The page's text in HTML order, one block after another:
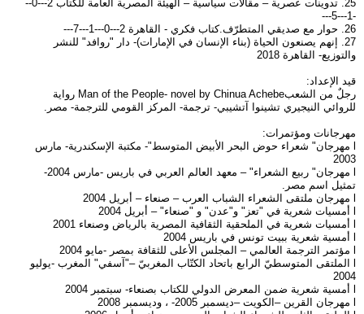
25. تدوينات عصرية – مقالات سياسية – الهيئة المصرية العامة للكتاب 2---0--
-1---5---
26. حوار مع صديقي المتطرّف.كتاب فكري - القاهرة 2---0---1---7---
27. إنهم يصنعون الحياة (بناء الإنسان في الإمارات)- دار "روافد" للنشر
والتوزيع- القاهرة 2018
قيد الإعداد:
رجلٌ من الشعبMan of the People- novel by Chinua Achebe رواية
للروائي النيجيري تشينوا آتشيبي- ترجمة- المركز القومي للترجمة- مصر.
مهرجانات ومؤتمرات:
l مهرجان" شعراء حوض البحر الأبيض المتوسط"- مكتبة الإسكندرية- مارس
2003
l مهرجان" ربيع الشعراء" – معهد العالم العربي في باريس -مارس 2004-
تمثيل اسم مصر.
l الملتقى المتوسطيّ الرابع باتحاد الكتّاب المغربيّ –"آسفي" المغرب -يوليو
2004